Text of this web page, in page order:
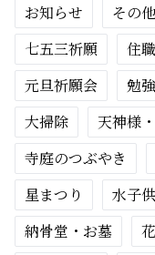
お知らせ
その他
七五三祈願
住
元旦祈願会
勉
大掃除
天神様
寺庭のつぶやき
星まつり
水子
納骨堂・お墓